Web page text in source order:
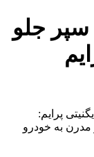
سپر جلو
پرایم:
به خودرو